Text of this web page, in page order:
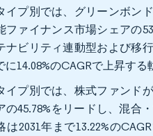
イプ別では、グリーンボン
ファイナンス市場シェアの
ナビリティ連動型および移
に14.08%のCAGRで上昇する
イプ別では、株式ファンド
の45.78%をリードし、混合
は2031年まで13.22%の